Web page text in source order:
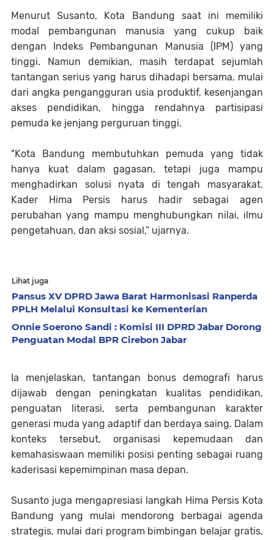
Menurut Susanto, Kota Bandung saat ini memiliki
modal pembangunan manusia yang cukup baik
dengan Indeks Pembangunan Manusia (IPM) yang
tinggi. Namun demikian, masih terdapat sejumlah
tantangan serius yang harus dihadapi bersama, mulai
dari angka pengangguran usia produktif, kesenjangan
akses pendidikan, hingga rendahnya partisipasi
pemuda ke jenjang perguruan tinggi.
"Kota Bandung membutuhkan pemuda yang tidak
hanya kuat dalam gagasan, tetapi juga mampu
menghadirkan solusi nyata di tengah masyarakat.
Kader Hima Persis harus hadir sebagai agen
perubahan yang mampu menghubungkan nilai, ilmu
pengetahuan, dan aksi sosial,” ujarnya.
Lihat juga
Pansus XV DPRD Jawa Barat Harmonisasi Ranperda
PPLH Melalui Konsultasi ke Kementerian
Onnie Soerono Sandi : Komisi III DPRD Jabar Dorong
Penguatan Modal BPR Cirebon Jabar
Ia menjelaskan, tantangan bonus demografi harus
dijawab dengan peningkatan kualitas pendidikan,
penguatan literasi, serta pembangunan karakter
generasi muda yang adaptif dan berdaya saing. Dalam
konteks tersebut, organisasi kepemudaan dan
kemahasiswaan memiliki posisi penting sebagai ruang
kaderisasi kepemimpinan masa depan.
Susanto juga mengapresiasi langkah Hima Persis Kota
Bandung yang mulai mendorong berbagai agenda
strategis, mulai dari program bimbingan belajar gratis,